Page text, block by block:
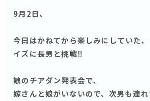
9月2日、
今日はかねてから楽しみにしていた
イズに長男と挑戦‼️
娘のチアダン発表会で、
嫁さんと娘がいないので、次男も連れ